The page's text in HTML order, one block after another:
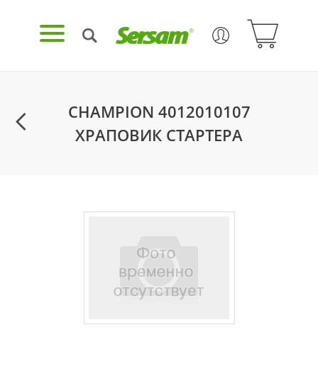
CHAMPION 4012010107
ХРАПОВИК СТАРТЕРА